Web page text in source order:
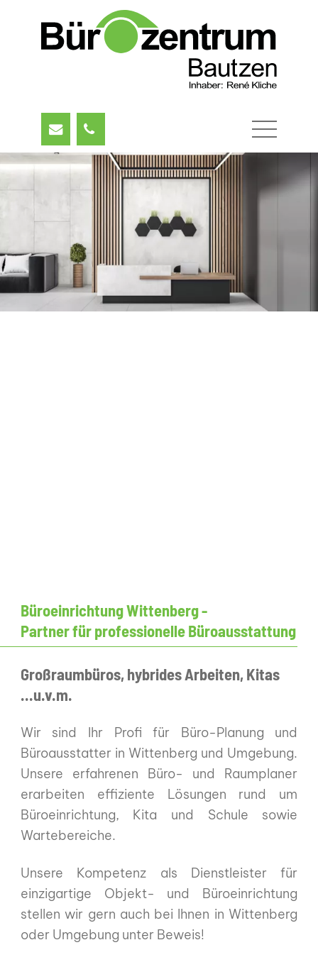
Büroeinrichtung Wittenberg -
Partner für professionelle Büroausstattung
Großraumbüros, hybrides Arbeiten, Kitas
...u.v.m.
Wir sind Ihr Profi für Büro-Planung und
Büroausstatter in Wittenberg und Umgebung.
Unsere erfahrenen Büro- und Raumplaner
erarbeiten effiziente Lösungen rund um
Büroeinrichtung, Kita und Schule sowie
Wartebereiche.
Unsere Kompetenz als Dienstleister für
einzigartige Objekt- und Büroeinrichtung
stellen wir gern auch bei Ihnen in Wittenberg
oder Umgebung unter Beweis!